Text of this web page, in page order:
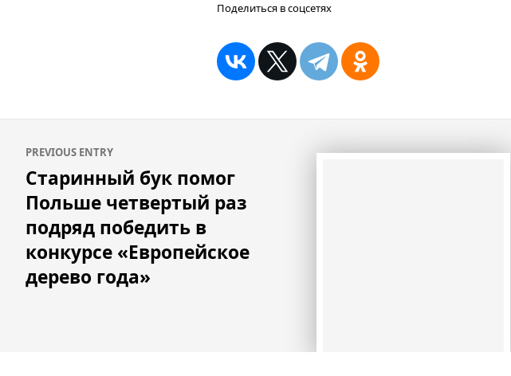
Поделиться в соцсетях
по
записям
PREVIOUS ENTRY
Старинный бук помог
Польше четвертый раз
подряд победить в
конкурсе «Европейское
дерево года»